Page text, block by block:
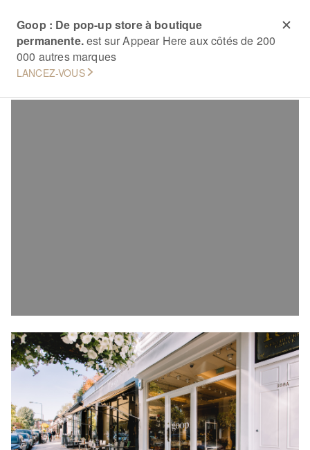
Goop : De pop-up store à boutique
permanente.est sur Appear Here aux côtés de 200
000 autres marques
LANCEZ-VOUS